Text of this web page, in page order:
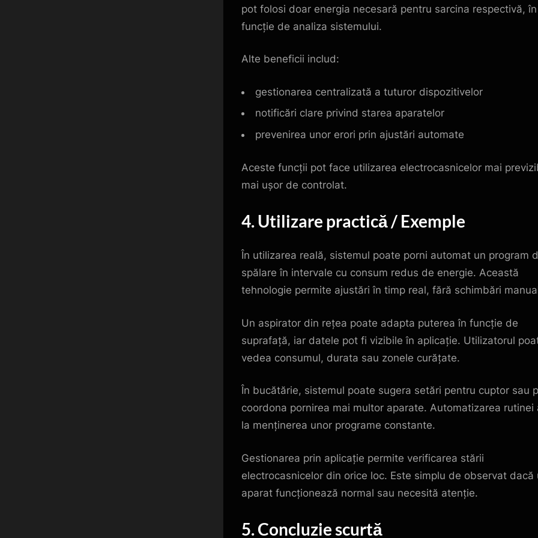
pot folosi doar energia necesară pentru sarcina respectivă, în
funcție de analiza sistemului.
Alte beneficii includ:
gestionarea centralizată a tuturor dispozitivelor
notificări clare privind starea aparatelor
prevenirea unor erori prin ajustări automate
Aceste funcții pot face utilizarea electrocasnicelor mai
mai ușor de controlat.
4. Utilizare practică / Exemple
În utilizarea reală, sistemul poate porni automat un program
spălare în intervale cu consum redus de energie. Această
tehnologie permite ajustări în timp real, fără schimbări
Un aspirator din rețea poate adapta puterea în funcție de
suprafață, iar datele pot fi vizibile în aplicație. Utilizatorul
vedea consumul, durata sau zonele curățate.
În bucătărie, sistemul poate sugera setări pentru cuptor sau
coordona pornirea mai multor aparate. Automatizarea rutinei
la menținerea unor programe constante.
Gestionarea prin aplicație permite verificarea stării
electrocasnicelor din orice loc. Este simplu de observat dacă
aparat funcționează normal sau necesită atenție.
5. Concluzie scurtă